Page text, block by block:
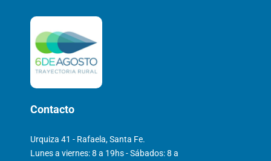
Contacto
Urquiza 41 - Rafaela, Santa Fe.
Lunes a viernes: 8 a 19hs - Sábados: 8 a